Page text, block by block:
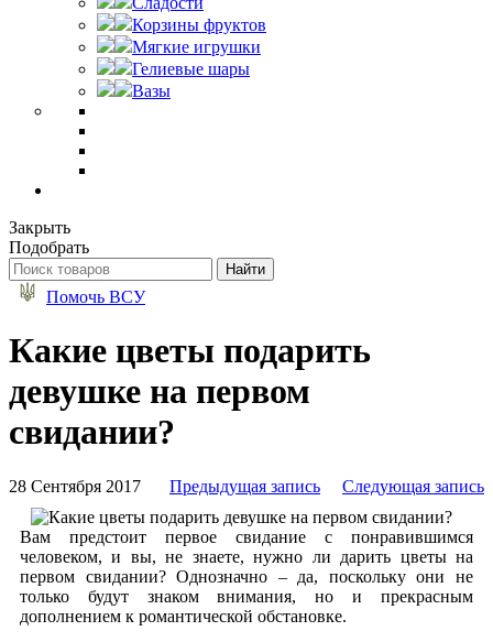
Корзины фруктов
Мягкие игрушки
Гелиевые шары
Вазы
Закрыть
Подобрать
Помочь ВСУ
Какие цветы подарить
девушке на первом
свидании?
Предыдущая запись Следующая запись
28 Сентября 2017
Вам предстоит первое свидание с понравившимся
человеком, и вы, не знаете, нужно ли дарить цветы на
первом свидании? Однозначно – да, поскольку они не
только будут знаком внимания, но и прекрасным
дополнением к романтической обстановке.